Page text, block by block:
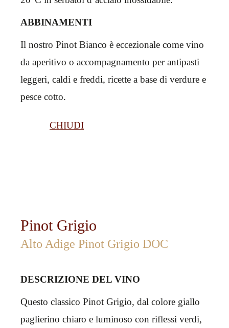
ABBINAMENTI
Il nostro Pinot Bianco è eccezionale come vino
da aperitivo o accompagnamento per antipasti
leggeri, caldi e freddi, ricette a base di verdure e
pesce cotto.
CHIUDI
Pinot Grigio
Alto Adige Pinot Grigio DOC
DESCRIZIONE DEL VINO
Questo classico Pinot Grigio, dal colore giallo
paglierino chiaro e luminoso con riflessi verdi,